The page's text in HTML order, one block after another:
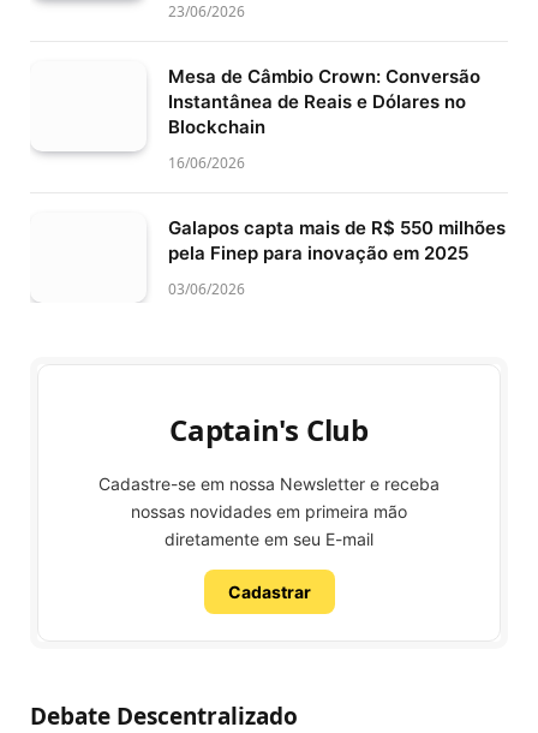
23/06/2026
Mesa de Câmbio Crown: Conversão
Instantânea de Reais e Dólares no
Blockchain
16/06/2026
Galapos capta mais de R$ 550 milhões
pela Finep para inovação em 2025
03/06/2026
Captain's Club
Cadastre-se em nossa Newsletter e receba
nossas novidades em primeira mão
diretamente em seu E-mail
Cadastrar
Debate Descentralizado